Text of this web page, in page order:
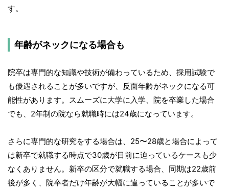
す。
年齢がネックになる場合も
院卒は専門的な知識や技術が備わっているため、採用試験で
も優遇されることが多いですが、反面年齢がネックになる可
能性があります。スムーズに大学に入学、院を卒業した場合
でも、2年制の院なら就職時には24歳になっています。
さらに専門的な研究をする場合は、25〜28歳と場合によって
は新卒で就職する時点で30歳が目前に迫っているケースも少
なくありません。新卒の区分で就職する場合、同期は22歳前
後が多く、院卒者だけ年齢が大幅に違っていることが多いで